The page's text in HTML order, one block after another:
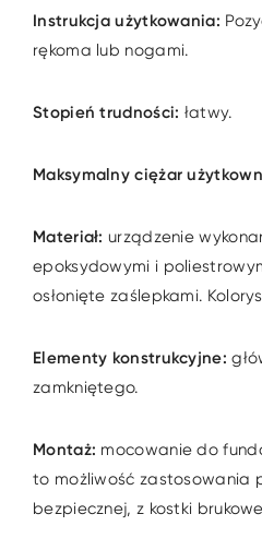
Instrukcja użytkowania:
rękoma lub nogami.
Stopień trudności: łatwy.
Maksymalny ciężar
Materiał: urządzenie
epoksydowymi i
osłonięte zaślepkami.
Elementy konstrukcyjne:
zamkniętego.
Montaż: mocowanie do
to możliwość zastosowania
bezpiecznej, z kostki